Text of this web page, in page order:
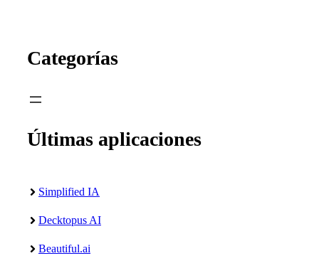
Categorías
Últimas aplicaciones
Simplified IA
Decktopus AI
Beautiful.ai